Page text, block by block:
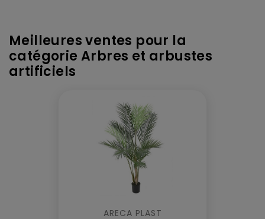
Meilleures ventes pour la
catégorie Arbres et arbustes
artificiels
ARECA PLAST